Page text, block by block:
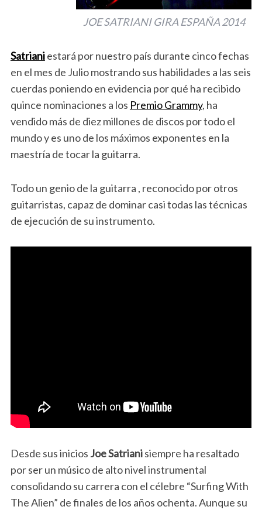
JOE SATRIANI GIRA ESPAÑA 2014
Satrianiestará por nuestro país durante cinco fechas
en el mes de Julio mostrando sus habilidades a las seis
cuerdas poniendo en evidencia por qué ha recibido
quince nominaciones a los Premio Grammy, ha
vendido más de diez millones de discos por todo el
mundo y es uno de los máximos exponentes en la
maestría de tocar la guitarra.
Todo un genio de la guitarra , reconocido por otros
guitarristas, capaz de dominar casi todas las técnicas
de ejecución de su instrumento.
Desde sus inicios Joe Satrianisiempre ha resaltado
por ser un músico de alto nivel instrumental
consolidando su carrera con el célebre “Surfing With
The Alien” de finales de los años ochenta. Aunque su